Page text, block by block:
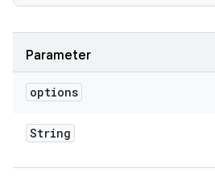
Parameter
options
String